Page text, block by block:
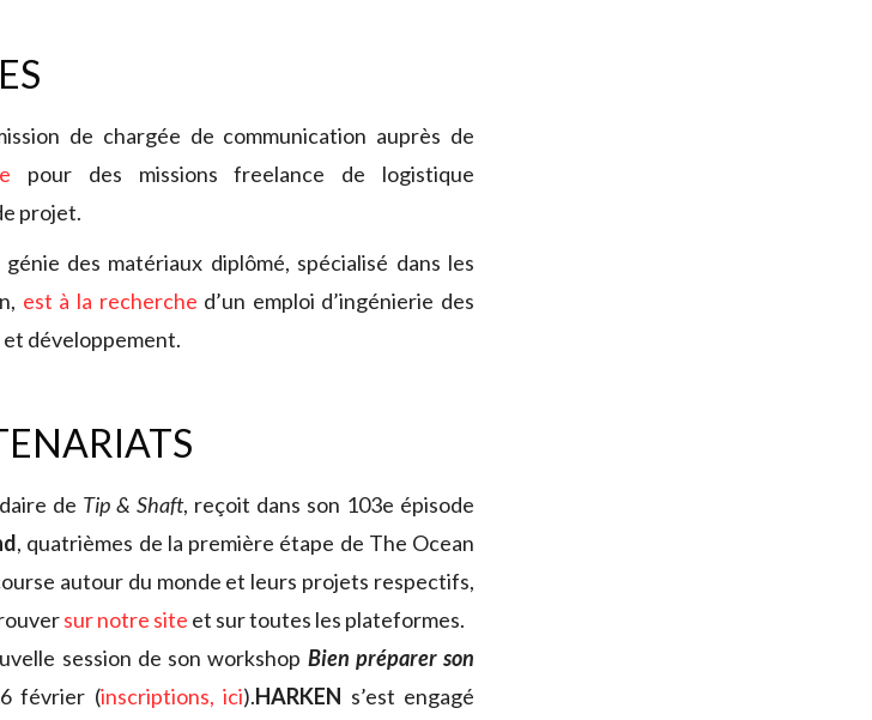
de chargée de communication auprès de
pour des missions freelance de logistique
projet.
des matériaux diplômé, spécialisé dans les
est à la recherche d’un emploi d’ingénierie des
développement.
de Tip & Shaft, reçoit dans son 103e épisode
, quatrièmes de la première étape de The Ocean
autour du monde et leurs projets respectifs,
sur notre site et sur toutes les plateformes.
session de son workshop Bien préparer son
février (inscriptions, ici).HARKEN s’est engagé